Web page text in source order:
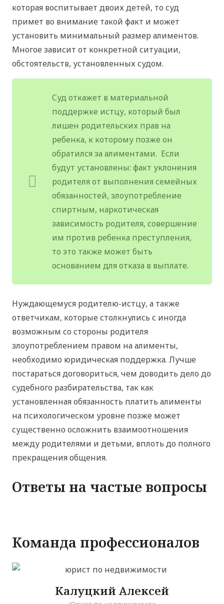
которая воспитывает двоих детей, то суд
примет во внимание такой факт и может
установить минимальный размер алиментов.
Многое зависит от конкретной ситуации,
обстоятельств, установленных судом.
Суд откажет в материальной
поддержке истцу, который был
лишен родительских прав на
ребенка, к которому позже он
обратился за алиментами. Если
будут установлены: факт уклонения
родителя от выполнения семейных
обязанностей, злоупотребление
спиртным, наркотическая
зависимость родителя, совершение
им против ребенка преступления,
то это также может быть
основанием для отказа в выплате.
Нуждающемуся родителю-истцу, а также
ответчикам, которые столкнулись с иногда
возможным со стороны родителя
злоупотреблением правом на алименты,
необходимо юридическая поддержка. Лучше
постараться договориться, чем доводить дело до
судебного разбирательства, так как
установленная обязанность платить алименты
на психологическом уровне позже может
существенно осложнить взаимоотношения
между родителями и детьми, вплоть до полного
прекращения общения.
Ответы на частые вопросы
Команда профессионалов
Калуцкий Алексей